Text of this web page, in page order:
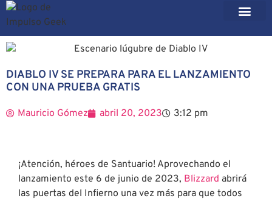
DIABLO IV SE PREPARA PARA EL LANZAMIENTO
CON UNA PRUEBA GRATIS
Mauricio Gómez abril 20, 2023 3:12 pm
¡Atención, héroes de Santuario! Aprovechando el
lanzamiento este 6 de junio de 2023, Blizzard abrirá
las puertas del Infierno una vez más para que todos